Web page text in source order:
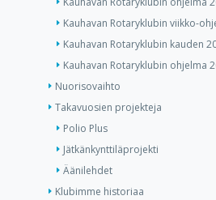
Kauhavan Rotaryklubin viikko-
Kauhavan Rotaryklubin kauden
Kauhavan Rotaryklubin ohjelma
Nuorisovaihto
Takavuosien projekteja
Polio Plus
Jätkänkynttiläprojekti
Äänilehdet
Klubimme historiaa